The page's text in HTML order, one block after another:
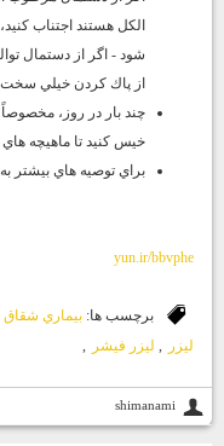
الكل هستند اجتناب كنيد،
شود - اگر از دستمال
از پاك كردن خيلي سخت
چند بار در روز، مخصوصاً
خيس كنيد تا ماهيچه هاي
براي توصيه هاي بيشتر به
yun.ir/bbvphe
برچسب ها:بيماري شقاق ,
ليزر , ليزر فيشر ,
shimanami